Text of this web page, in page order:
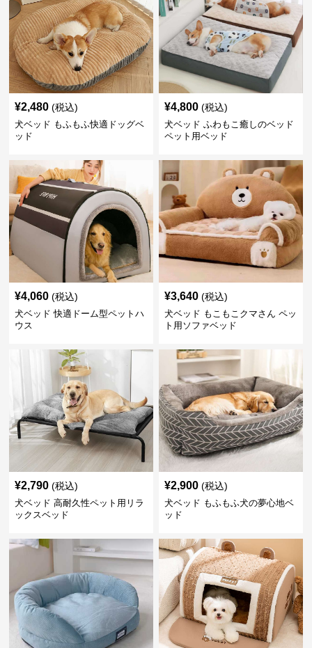
¥2,480 (税込)
犬ベッド もふもふ快適ドッグベ
ッド
¥4,800 (税込)
犬ベッド ふわもこ癒しのベッド
ペット用ベッド
¥4,060 (税込)
犬ベッド 快適ドーム型ペットハ
ウス
¥3,640 (税込)
犬ベッド もこもこクマさん ペッ
ト用ソファベッド
¥2,790 (税込)
犬ベッド 高耐久性ペット用リラ
ックスベッド
¥2,900 (税込)
犬ベッド もふもふ犬の夢心地ベ
ッド